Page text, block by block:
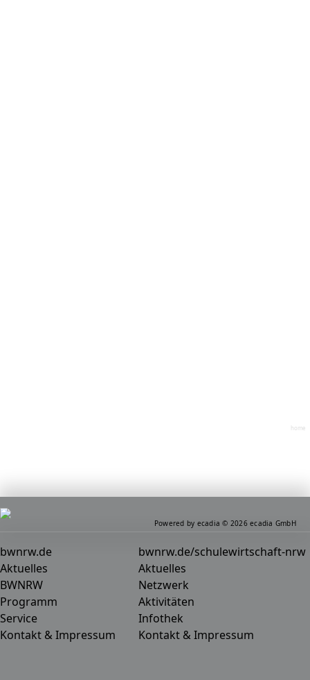
home
bwnrw.de
Aktuelles
BWNRW
Programm
Service
Kontakt & Impressum
bwnrw.de/schulewirtschaft-nrw
Aktuelles
Netzwerk
Aktivitäten
Infothek
Kontakt & Impressum
Powered by ecadia © 2026 ecadia GmbH